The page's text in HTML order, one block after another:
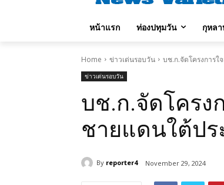
หน้าแรก ท่องปทุมวัน กุหลา
Home ข่าวเด่นรอบวัน บช.ก.จัดโครงการ
ข่าวเด่นรอบวัน
บช.ก.จัดโครง
ชายแดนใต้ป
By reporter4 November 29, 2024